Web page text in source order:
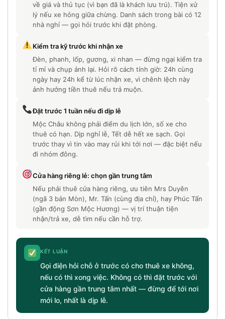
về giá và thủ tục (vì bạn đã là khách lưu trú). Tiện xử
lý nếu xe hỏng giữa chừng. Danh sách trong bài có 12
nhà nghỉ — gọi hỏi trước khi đặt phòng.
Kiểm tra kỹ trước khi nhận xe
Đèn, phanh, lốp, gương, xi nhan — đừng ngại kiểm tra
tỉ mỉ và chụp ảnh lại. Hỏi rõ cách tính giờ: 24h cùng
ngày hay 24h kể từ lúc nhận xe, vì chênh lệch này
ảnh hưởng tiền thuê nếu trả muộn.
Đặt trước 1 tuần nếu đi dịp lễ
Mộc Châu không phải điểm du lịch lớn, số xe cho
thuê có hạn. Dịp nghỉ lễ, Tết dễ hết xe sạch. Gọi
trước thay vì tin vào may rủi khi tới nơi — đặc biệt nếu
đi nhóm đông.
Cửa hàng riêng lẻ: chọn gần trung tâm
Nếu phải thuê cửa hàng riêng, ưu tiên Mrs Duyên
(ngã 3 bản Mòn), Mr. Tấn (cùng địa chỉ), hay Phúc Tấn
(gần động Sơn Mộc Hương) — vị trí thuận tiện
nhận/trả xe, dễ tìm nếu cần hỗ trợ.
KẾT LUẬN
Gọi điện hỏi chỗ ở trước có cho thuê xe không,
nếu có thì xong việc. Không có thì đặt trước với
cửa hàng gần trung tâm nhất — đừng để tới nơi
mới lo, nhất là dịp lễ.